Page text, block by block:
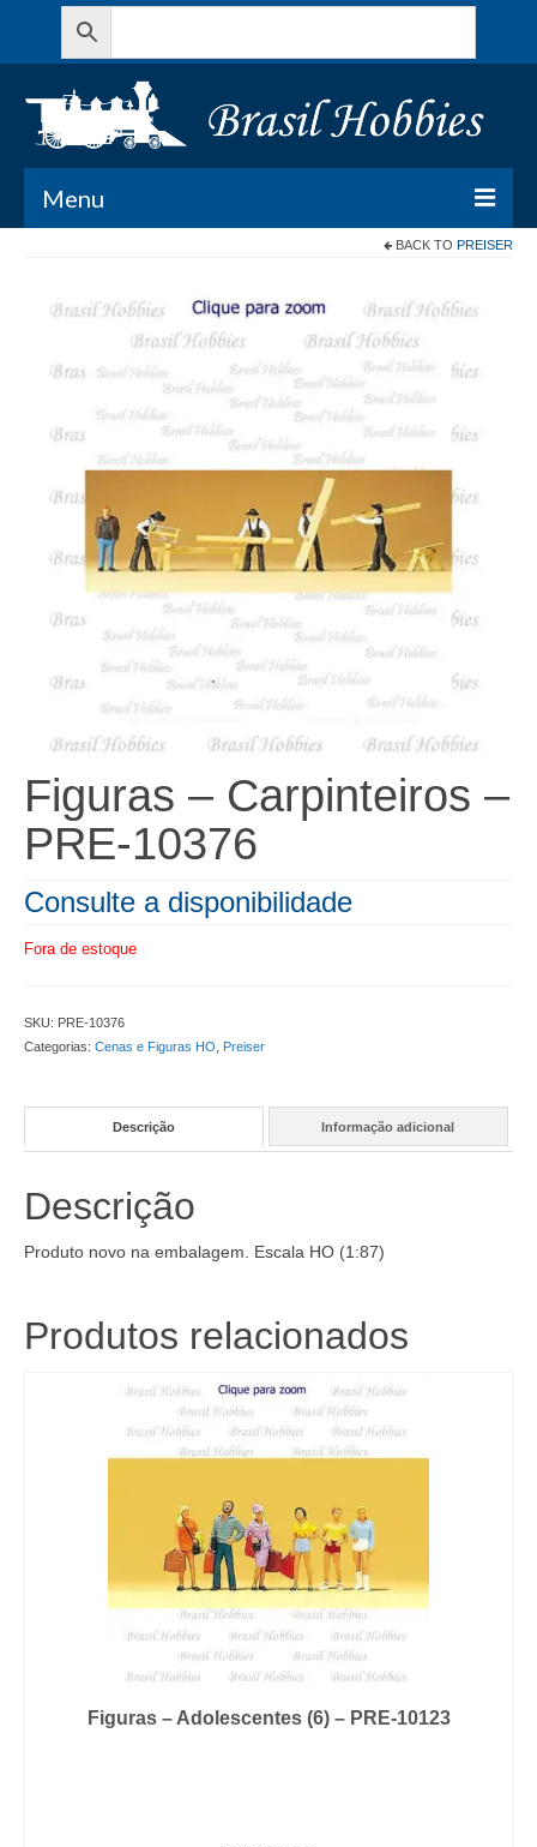
Menu
Meu Carrinho
Minha conta
Contato
BACK TO PREISER
Figuras – Carpinteiros –
PRE-10376
Consulte a disponibilidade
Fora de estoque
SKU: PRE-10376
Categorias: Cenas e Figuras HO Preiser
Descrição Informação adicional
Descrição
Produto novo na embalagem. Escala HO (1:87)
Produtos relacionados
Figuras – Adolescentes (6) – PRE-10123